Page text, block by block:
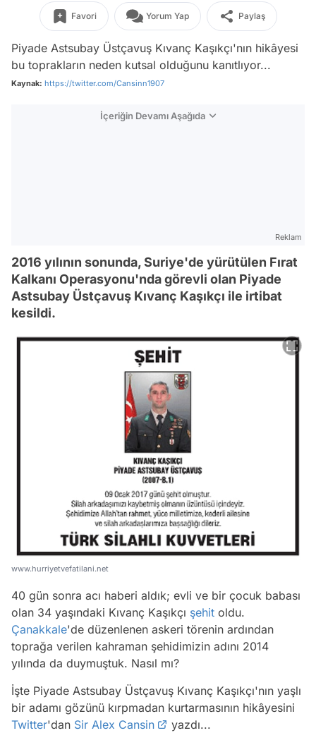
Favori Yorum Yap Paylaş
Piyade Astsubay Üstçavuş Kıvanç Kaşıkçı'nın hikâyesi
bu toprakların neden kutsal olduğunu kanıtlıyor...
Kaynak: https://twitter.com/Cansinn1907
İçeriğin Devamı Aşağıda
Reklam
2016 yılının sonunda, Suriye'de yürütülen Fırat
Kalkanı Operasyonu'nda görevli olan Piyade
Astsubay Üstçavuş Kıvanç Kaşıkçı ile irtibat
kesildi.
www.hurriyetvefatilani.net
40 gün sonra acı haberi aldık; evli ve bir çocuk babası
olan 34 yaşındaki Kıvanç Kaşıkçı şehit oldu.
Çanakkale'de düzenlenen askeri törenin ardından
toprağa verilen kahraman şehidimizin adını 2014
yılında da duymuştuk. Nasıl mı?
İşte Piyade Astsubay Üstçavuş Kıvanç Kaşıkçı'nın yaşlı
bir adamı gözünü kırpmadan kurtarmasının hikâyesini
Twitter'dan Sir Alex Cansin yazdı...